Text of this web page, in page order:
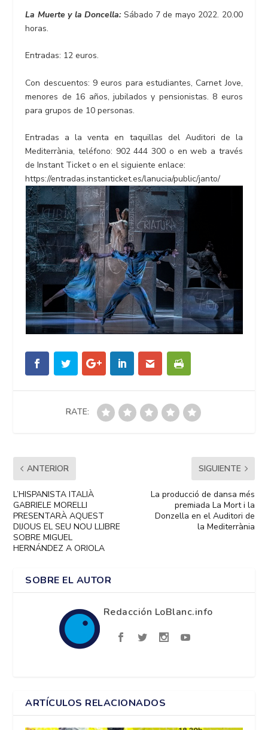
La Muerte y la Doncella: Sábado 7 de mayo 2022. 20.00
horas.
Entradas: 12 euros.
Con descuentos: 9 euros para estudiantes, Carnet Jove,
menores de 16 años, jubilados y pensionistas. 8 euros
para grupos de 10 personas.
Entradas a la venta en taquillas del Auditori de la
Mediterrània, teléfono: 902 444 300 o en web a través
de Instant Ticket o en el siguiente enlace:
https://entradas.instanticket.es/lanucia/public/janto/
RATE:
ANTERIOR
L’HISPANISTA ITALIÀ
GABRIELE MORELLI
PRESENTARÀ AQUEST
DIJOUS EL SEU NOU LLIBRE
SOBRE MIGUEL
HERNÁNDEZ A ORIOLA
SIGUIENTE
La producció de dansa més
premiada La Mort i la
Donzella en el Auditori de
la Mediterrània
SOBRE EL AUTOR
Redacción LoBlanc.info
ARTÍCULOS RELACIONADOS